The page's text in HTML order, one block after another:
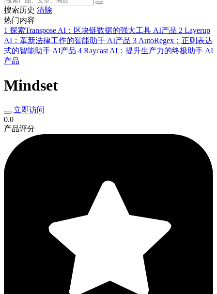
搜索历史 清除
热门内容
1 探索Transpose AI：区块链数据的强大工具 AI产品 2 Layerup
AI：革新法律工作的智能助手 AI产品 3 AutoRegex：正则表达
式的智能助手 AI产品 4 Raycast AI：提升生产力的终极助手 AI
产品
Mindset
立即访问
0.0
产品评分